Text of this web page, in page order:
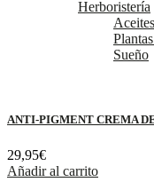
Herboristería
Sueño
ANTI-PIGMENT CREMA
29,95€
Añadir al carrito